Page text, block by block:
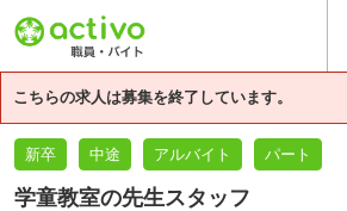
こちらの求人は募集を終了しています。
基本情報 企業情報
新卒 中途 アルバイト パート
学童教室の先生スタッフ